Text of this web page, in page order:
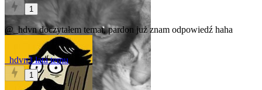
1
@_hdvndoczytałem temat, pardon już znam odpowiedź haha
_hdvn3 lata temu
1